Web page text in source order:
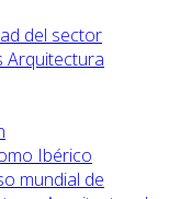
del sector
Arquitectura
Ibérico
mundial de